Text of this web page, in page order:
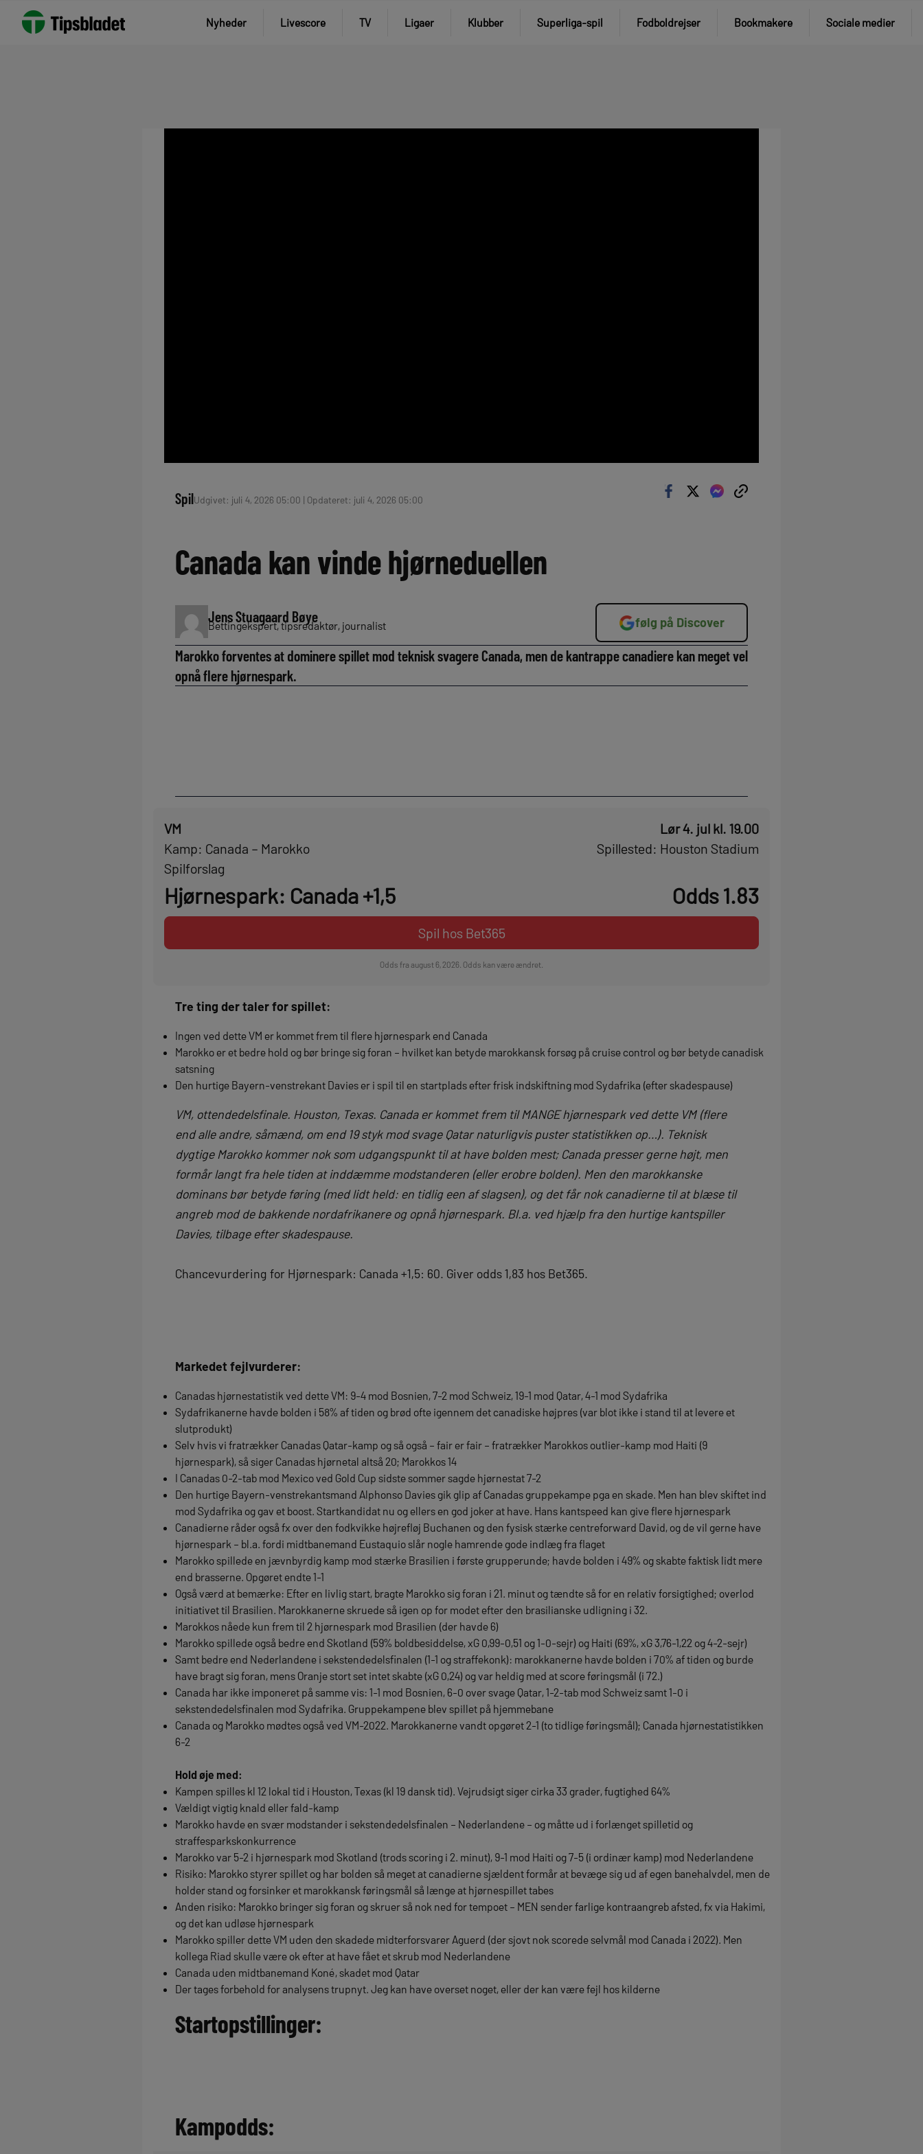
Nyheder Livescore TV Ligaer Klubber Superliga-spil Fodboldrejser Bookmakere Sociale medier
SpilUdgivet: juli 4, 2026 05:00 | Opdateret: juli 4, 2026 05:00
Canada kan vinde hjørneduellen
Jens Stuagaard Bøye
Bettingekspert, tipsredaktør, journalist følg på Discover
Marokko forventes at dominere spillet mod teknisk svagere Canada, men de kantrappe canadiere kan meget vel
opnå flere hjørnespark.
VM
Kamp: Canada – Marokko
Lør 4. jul kl. 19.00
Spillested: Houston Stadium
Spilforslag
Hjørnespark: Canada +1,5 Odds 1.83
Spil hos Bet365
Odds fra august 6, 2026. Odds kan være ændret.
Tre ting der taler for spillet:
Ingen ved dette VM er kommet frem til flere hjørnespark end Canada
Marokko er et bedre hold og bør bringe sig foran – hvilket kan betyde marokkansk forsøg på cruise control og bør betyde canadisk
satsning
Den hurtige Bayern-venstrekant Davies er i spil til en startplads efter frisk indskiftning mod Sydafrika (efter skadespause)
VM, ottendedelsfinale. Houston, Texas. Canada er kommet frem til MANGE hjørnespark ved dette VM (flere
end alle andre, såmænd, om end 19 styk mod svage Qatar naturligvis puster statistikken op…). Teknisk
dygtige Marokko kommer nok som udgangspunkt til at have bolden mest; Canada presser gerne højt, men
formår langt fra hele tiden at inddæmme modstanderen (eller erobre bolden). Men den marokkanske
dominans bør betyde føring (med lidt held: en tidlig een af slagsen), og det får nok canadierne til at blæse til
angreb mod de bakkende nordafrikanere og opnå hjørnespark. Bl.a. ved hjælp fra den hurtige kantspiller
Davies, tilbage efter skadespause.
Chancevurdering for Hjørnespark: Canada +1,5: 60. Giver odds 1,83 hos Bet365.
Markedet fejlvurderer:
Canadas hjørnestatistik ved dette VM: 9-4 mod Bosnien, 7-2 mod Schweiz, 19-1 mod Qatar, 4-1 mod Sydafrika
Sydafrikanerne havde bolden i 58% af tiden og brød ofte igennem det canadiske højpres (var blot ikke i stand til at levere et
slutprodukt)
Selv hvis vi fratrækker Canadas Qatar-kamp og så også – fair er fair – fratrækker Marokkos outlier-kamp mod Haiti (9
hjørnespark), så siger Canadas hjørnetal altså 20; Marokkos 14
I Canadas 0-2-tab mod Mexico ved Gold Cup sidste sommer sagde hjørnestat 7-2
Den hurtige Bayern-venstrekantsmand Alphonso Davies gik glip af Canadas gruppekampe pga en skade. Men han blev skiftet ind
mod Sydafrika og gav et boost. Startkandidat nu og ellers en god joker at have. Hans kantspeed kan give flere hjørnespark
Canadierne råder også fx over den fodkvikke højrefløj Buchanen og den fysisk stærke centreforward David, og de vil gerne have
hjørnespark – bl.a. fordi midtbanemand Eustaquio slår nogle hamrende gode indlæg fra flaget
Marokko spillede en jævnbyrdig kamp mod stærke Brasilien i første grupperunde; havde bolden i 49% og skabte faktisk lidt mere
end brasserne. Opgøret endte 1-1
Også værd at bemærke: Efter en livlig start, bragte Marokko sig foran i 21. minut og tændte så for en relativ forsigtighed; overlod
initiativet til Brasilien. Marokkanerne skruede så igen op for modet efter den brasilianske udligning i 32.
Marokkos nåede kun frem til 2 hjørnespark mod Brasilien (der havde 6)
Marokko spillede også bedre end Skotland (59% boldbesiddelse, xG 0,99-0,51 og 1-0-sejr) og Haiti (69%, xG 3,76-1,22 og 4-2-sejr)
Samt bedre end Nederlandene i sekstendedelsfinalen (1-1 og straffekonk): marokkanerne havde bolden i 70% af tiden og burde
have bragt sig foran, mens Oranje stort set intet skabte (xG 0,24) og var heldig med at score føringsmål (i 72.)
Canada har ikke imponeret på samme vis: 1-1 mod Bosnien, 6-0 over svage Qatar, 1-2-tab mod Schweiz samt 1-0 i
sekstendedelsfinalen mod Sydafrika. Gruppekampene blev spillet på hjemmebane
Canada og Marokko mødtes også ved VM-2022. Marokkanerne vandt opgøret 2-1 (to tidlige føringsmål); Canada hjørnestatistikken
6-2
Hold øje med:
Kampen spilles kl 12 lokal tid i Houston, Texas (kl 19 dansk tid). Vejrudsigt siger cirka 33 grader, fugtighed 64%
Vældigt vigtig knald eller fald-kamp
Marokko havde en svær modstander i sekstendedelsfinalen – Nederlandene – og måtte ud i forlænget spilletid og
straffesparkskonkurrence
Marokko var 5-2 i hjørnespark mod Skotland (trods scoring i 2. minut), 9-1 mod Haiti og 7-5 (i ordinær kamp) mod Nederlandene
Risiko: Marokko styrer spillet og har bolden så meget at canadierne sjældent formår at bevæge sig ud af egen banehalvdel, men de
holder stand og forsinker et marokkansk føringsmål så længe at hjørnespillet tabes
Anden risiko: Marokko bringer sig foran og skruer så nok ned for tempoet – MEN sender farlige kontraangreb afsted, fx via Hakimi,
og det kan udløse hjørnespark
Marokko spiller dette VM uden den skadede midterforsvarer Aguerd (der sjovt nok scorede selvmål mod Canada i 2022). Men
kollega Riad skulle være ok efter at have fået et skrub mod Nederlandene
Canada uden midtbanemand Koné, skadet mod Qatar
Der tages forbehold for analysens trupnyt. Jeg kan have overset noget, eller der kan være fejl hos kilderne
Startopstillinger:
Kampodds: